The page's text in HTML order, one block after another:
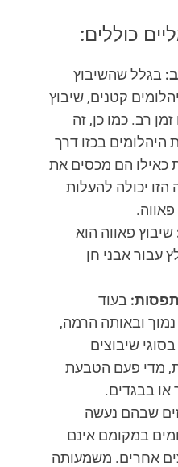
כוללים:
בגלל שהשיבוץ
קטנים, שיבוץ
רב. כמו כן, זה
היהלומים בכזו דרך
כאילו הם מכסים את
יכולה להעלות
שיבוץ פאווה הוא
עבור אבני חן
בעוד
ובאותה הרמה,
שיבוצים
מדי פעם הטבעת
או בבגדים.
שבהם נעשה
במקומם אינם
אחרים. משמעותה